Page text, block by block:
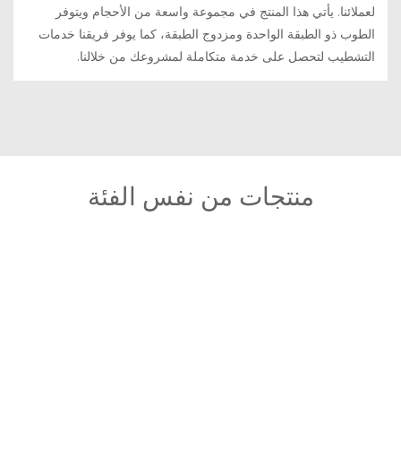
لعملائنا. يأتي هذا المنتج في مجموعة واسعة من الأحجام ويتوفر
الطوب ذو الطبقة الواحدة ومزدوج الطبقة، كما يوفر فريقنا خدمات
التشطيب لتحصل على خدمة متكاملة لمشروعك من خلالنا.
منتجات من نفس الفئة